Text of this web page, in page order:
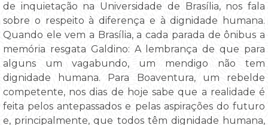
de inquietação na Universidade de Brasília, nos fala
sobre o respeito à diferença e à dignidade humana.
Quando ele vem a Brasília, a cada parada de ônibus a
memória resgata Galdino: A lembrança de que para
alguns um vagabundo, um mendigo não tem
dignidade humana. Para Boaventura, um rebelde
competente, nos dias de hoje sabe que a realidade é
feita pelos antepassados e pelas aspirações do futuro
e, principalmente, que todos têm dignidade humana,